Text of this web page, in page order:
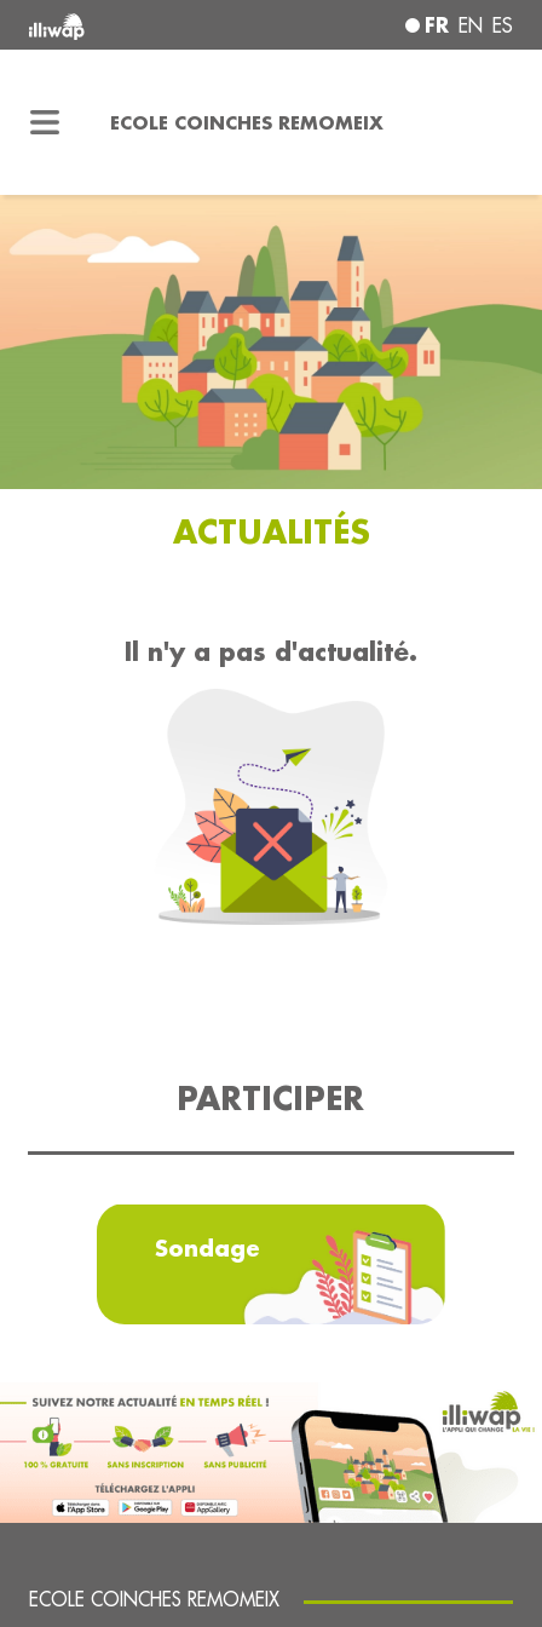
FR EN ES
ECOLE COINCHES REMOMEIX
ACTUALITÉS
Il n'y a pas d'actualité.
PARTICIPER
Sondage
ECOLE COINCHES REMOMEIX